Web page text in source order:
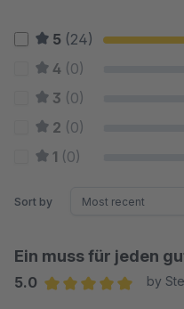
5 (24)
4 (0)
3 (0)
2 (0)
1 (0)
Sort by
Ein muss für jeden
5.0
by